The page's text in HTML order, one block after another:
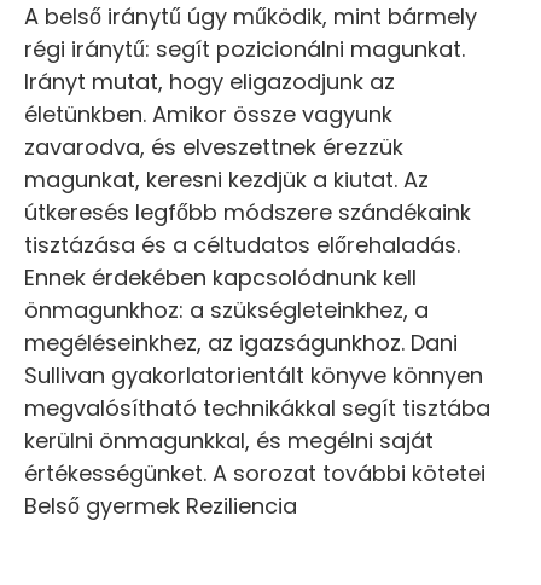
A belső iránytű úgy működik, mint bármely
régi iránytű: segít pozicionálni magunkat.
Irányt mutat, hogy eligazodjunk az
életünkben. Amikor össze vagyunk
zavarodva, és elveszettnek érezzük
magunkat, keresni kezdjük a kiutat. Az
útkeresés legfőbb módszere szándékaink
tisztázása és a céltudatos előrehaladás.
Ennek érdekében kapcsolódnunk kell
önmagunkhoz: a szükségleteinkhez, a
megéléseinkhez, az igazságunkhoz. Dani
Sullivan gyakorlatorientált könyve könnyen
megvalósítható technikákkal segít tisztába
kerülni önmagunkkal, és megélni saját
értékességünket. A sorozat további kötetei
Belső gyermek Reziliencia